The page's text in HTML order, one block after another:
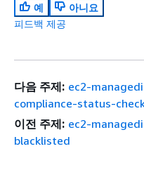
예
아니요
피드백 제공
다음 주제: ec2-
compliance-status-
이전 주제: ec2-
blacklisted